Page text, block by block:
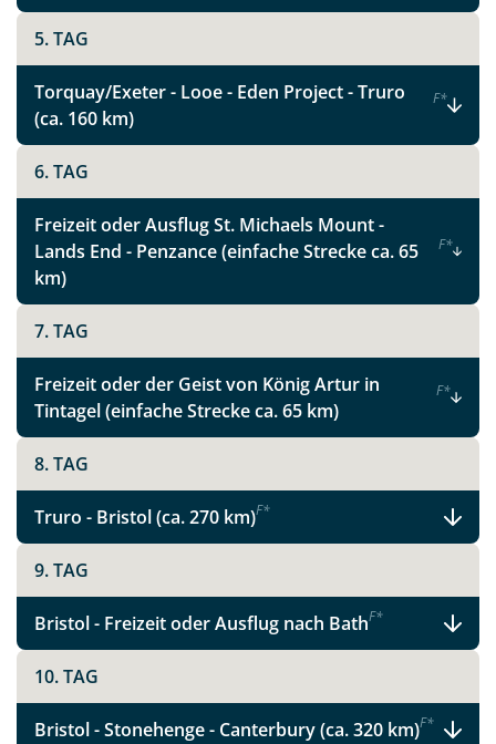
5. TAG
Torquay/Exeter - Looe - Eden Project - Truro
(ca. 160 km)
F*
6. TAG
Freizeit oder Ausflug St. Michaels Mount -
Lands End - Penzance (einfache Strecke ca. 65
km)
F*
7. TAG
Freizeit oder der Geist von König Artur in
Tintagel (einfache Strecke ca. 65 km)
F*
8. TAG
Truro - Bristol (ca. 270 km)F*
9. TAG
Bristol - Freizeit oder Ausflug nach BathF*
10. TAG
Bristol - Stonehenge - Canterbury (ca. 320 km)F*